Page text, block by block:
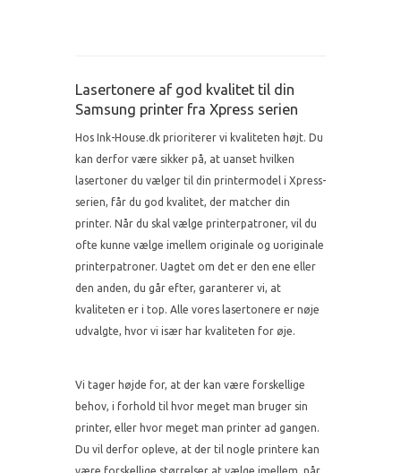
Lasertonere af god kvalitet til din
Samsung printer fra Xpress serien
Hos Ink-House.dk prioriterer vi kvaliteten højt. Du
kan derfor være sikker på, at uanset hvilken
lasertoner du vælger til din printermodel i Xpress-
serien, får du god kvalitet, der matcher din
printer. Når du skal vælge printerpatroner, vil du
ofte kunne vælge imellem originale og uoriginale
printerpatroner. Uagtet om det er den ene eller
den anden, du går efter, garanterer vi, at
kvaliteten er i top. Alle vores lasertonere er nøje
udvalgte, hvor vi især har kvaliteten for øje.
Vi tager højde for, at der kan være forskellige
behov, i forhold til hvor meget man bruger sin
printer, eller hvor meget man printer ad gangen.
Du vil derfor opleve, at der til nogle printere kan